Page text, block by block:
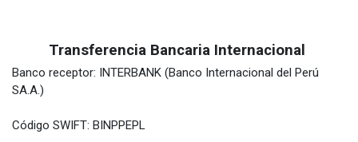
Transferencia Bancaria Internacional
Banco receptor: INTERBANK (Banco Internacional del Perú
SA.A.)
Código SWIFT: BINPPEPL